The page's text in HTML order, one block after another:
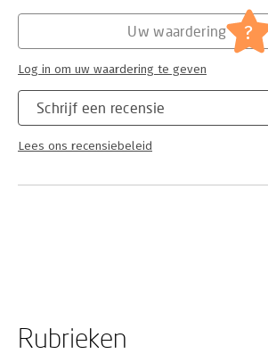
Schrijf een recensie
Lees ons recensiebeleid
Uw waardering ?
Log in om uw waardering te geven
Rubrieken